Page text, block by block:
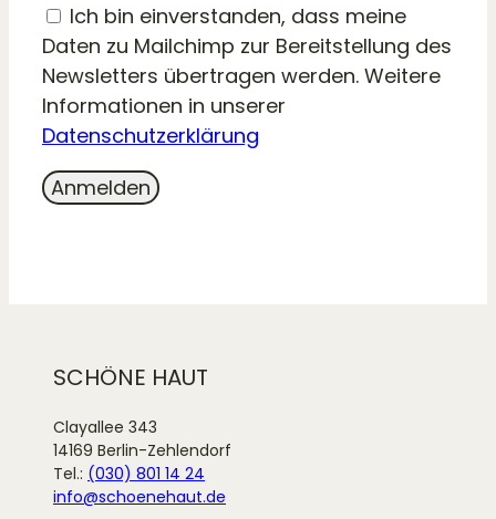
Ich bin einverstanden, dass meine
Daten zu Mailchimp zur Bereitstellung des
Newsletters übertragen werden. Weitere
Informationen in unserer
Datenschutzerklärung
SCHÖNE HAUT
Clayallee 343
14169 Berlin-Zehlendorf
Tel.: (030) 801 14 24
info@schoenehaut.de